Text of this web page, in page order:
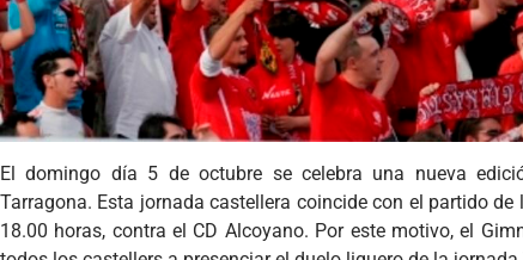
El domingo día 5 de octubre se celebra una nueva
Tarragona. Esta jornada castellera coincide con el partido
18.00 horas, contra el CD Alcoyano. Por este motivo, el